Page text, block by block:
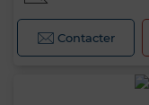
Contacter